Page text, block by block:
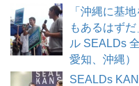
「沖縄に基
もあるはず
ル SEALDs
愛知、沖縄
SEALDs